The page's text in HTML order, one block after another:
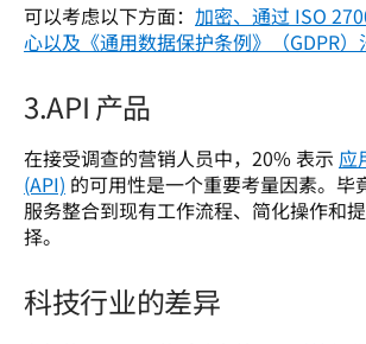
可以考虑以下方面： 加密、通过 ISO
心以及《通用数据保护条例》（GDPR）
3.API 产品
在接受调查的营销人员中，20% 表示 应
(API) 的可用性是一个重要考量因素。毕
服务整合到现有工作流程、简化操作和
择。
科技行业的差异